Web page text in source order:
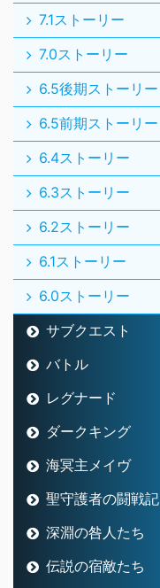
7.1ストーリー
7.0ストーリー
6.5後期ストーリー
6.5前期ストーリー
6.4ストーリー
6.3ストーリー
6.2ストーリー
6.1ストーリー
6.0ストーリー
サブクエスト
バトル
レグナード
ダークキング
海冥主メイヴ
聖守護者の闘戦記
深淵の咎人たち
伝説の宿敵たち